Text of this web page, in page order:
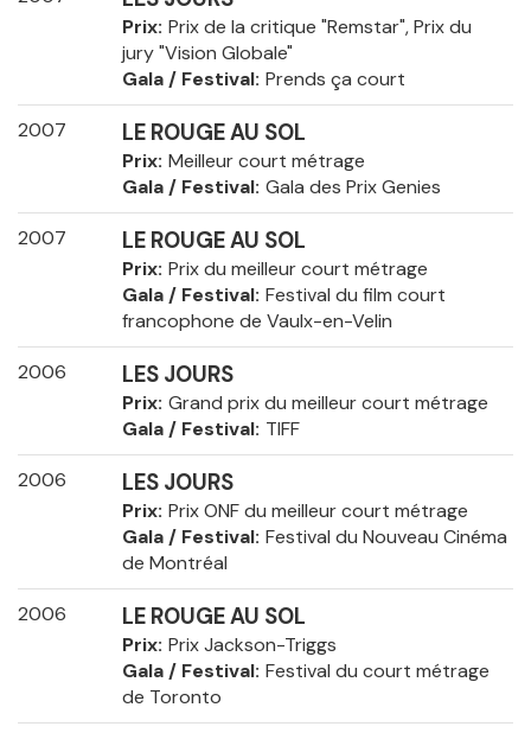
Prix Prix de la critique "Remstar", Prix du
jury "Vision Globale"
Gala / Festival Prends ça court
2007 LE ROUGE AU SOL
Prix Meilleur court métrage
Gala / Festival Gala des Prix Genies
2007 LE ROUGE AU SOL
Prix Prix du meilleur court métrage
Gala / Festival Festival du film court
francophone de Vaulx-en-Velin
2006 LES JOURS
Prix Grand prix du meilleur court métrage
Gala / Festival TIFF
2006 LES JOURS
Prix Prix ONF du meilleur court métrage
Gala / Festival Festival du Nouveau Cinéma
de Montréal
2006 LE ROUGE AU SOL
Prix Prix Jackson-Triggs
Gala / Festival Festival du court métrage
de Toronto